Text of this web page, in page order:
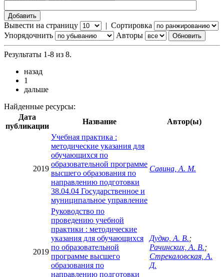
Вывести на страницу | Сортировка
Упорядочнить
Авторы
Результаты 1-8 из 8.
назад
1
дальше
Найденные ресурсы:
Дата
публикации
Название Автор(ы)
2019
Учебная практика :
методические указания для
обучающихся по
образовательной программе
высшего образования по
направлению подготовки
38.04.04 Государственное и
муниципальное управление
Савина, А. М.
2019
Руководство по
проведению учебной
практики : методические
указания для обучающихся
по образовательной
программе высшего
образования по
направлению подготовки
Дудко, А. В.;
Рачинских, А. В.;
Стрекаловская, А.
Д.